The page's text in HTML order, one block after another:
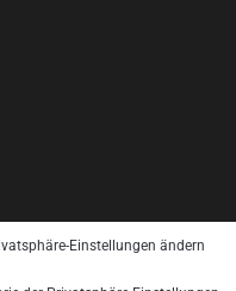
Einstellungen ändern